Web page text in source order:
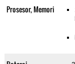
Prosesor, Memori